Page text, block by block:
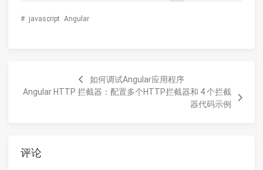
# javascript Angular
如何调试Angular应用程序
Angular HTTP 拦截器：配置多个HTTP拦截器和 4 个拦截
器代码示例
评论